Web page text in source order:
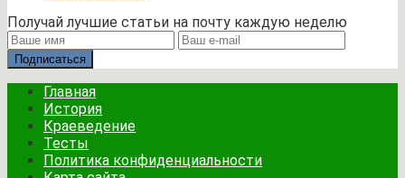
Получай лучшие статьи на почту каждую неделю
Подписаться
Главная
История
Краеведение
Тесты
Политика конфиденциальности